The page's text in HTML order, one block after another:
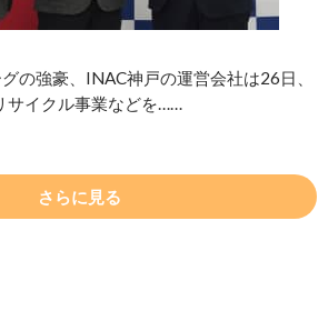
の強豪、INAC神戸の運営会社は26日、
サイクル事業などを……
さらに見る